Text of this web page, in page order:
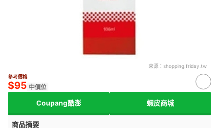
來源： shopping.friday.tw
參考價格
$95 中價位
Coupang酷澎 蝦皮商城
商品摘要